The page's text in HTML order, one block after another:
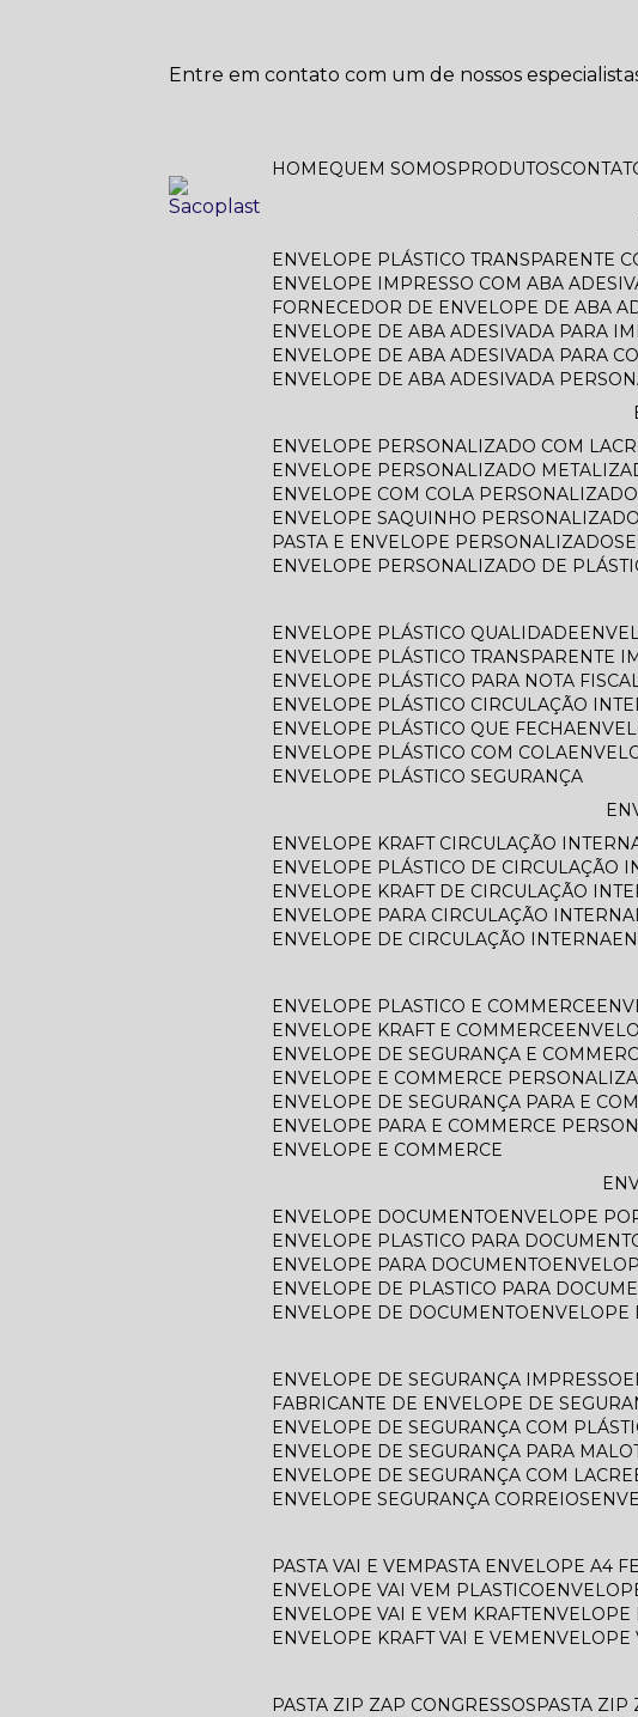
Entre em contato com um de nossos
HOME QUEM SOMOS PRODUTOS
ENVELOPE PLÁSTICO TRANSPARENTE
ENVELOPE IMPRESSO COM ABA
FORNECEDOR DE ENVELOPE DE ABA
ENVELOPE DE ABA ADESIVADA PARA
ENVELOPE DE ABA ADESIVADA PARA
ENVELOPE DE ABA ADESIVADA
ENVELOPE PERSONALIZADO COM
ENVELOPE PERSONALIZADO
ENVELOPE COM COLA PERSONALIZADO
ENVELOPE SAQUINHO PERSONALIZADO
PASTA E ENVELOPE PERSONALIZADOS
ENVELOPE PERSONALIZADO DE
ENVELOPE PLÁSTICO QUALIDADE
ENVELOPE PLÁSTICO TRANSPARENTE
ENVELOPE PLÁSTICO PARA NOTA
ENVELOPE PLÁSTICO CIRCULAÇÃO
ENVELOPE PLÁSTICO QUE FECHA
ENVELOPE PLÁSTICO COM COLA
ENVELOPE PLÁSTICO SEGURANÇA
ENVELOPE KRAFT CIRCULAÇÃO
ENVELOPE PLÁSTICO DE CIRCULAÇÃO
ENVELOPE KRAFT DE CIRCULAÇÃO
ENVELOPE PARA CIRCULAÇÃO INTERNA
ENVELOPE DE CIRCULAÇÃO INTERNA
ENVELOPE PLASTICO E COMMERCE
ENVELOPE KRAFT E COMMERCE
ENVELOPE DE SEGURANÇA E
ENVELOPE E COMMERCE
ENVELOPE DE SEGURANÇA PARA E
ENVELOPE PARA E COMMERCE
ENVELOPE E COMMERCE
ENVELOPE DOCUMENTO
ENVELOPE
ENVELOPE PLASTICO PARA
ENVELOPE PARA DOCUMENTO
ENVELOPE DE PLASTICO PARA
ENVELOPE DE DOCUMENTO
ENVELOPE DE SEGURANÇA IMPRESSO
FABRICANTE DE ENVELOPE DE
ENVELOPE DE SEGURANÇA COM
ENVELOPE DE SEGURANÇA PARA
ENVELOPE DE SEGURANÇA COM LACRE
ENVELOPE SEGURANÇA CORREIOS
PASTA VAI E VEM
PASTA ENVELOPE A4
ENVELOPE VAI VEM PLASTICO
ENVELOPE VAI E VEM KRAFT
ENVELOPE KRAFT VAI E VEM
PASTA ZIP ZAP CONGRESSOS PASTA